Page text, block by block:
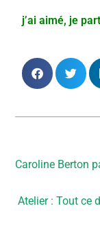
j’ai aimé, je
Caroline Berton
Atelier : Tout ce